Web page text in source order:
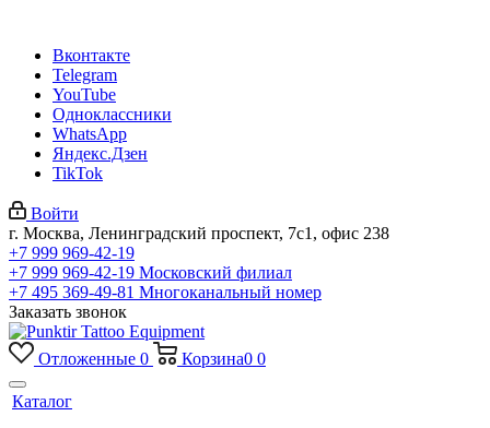
Вконтакте
Telegram
YouTube
Одноклассники
WhatsApp
Яндекс.Дзен
TikTok
Войти
г. Москва, Ленинградский проспект, 7с1, офис 238
+7 999 969-42-19
+7 999 969-42-19 Московский филиал
+7 495 369-49-81 Многоканальный номер
Заказать звонок
Отложенные 0 Корзина0 0
Каталог